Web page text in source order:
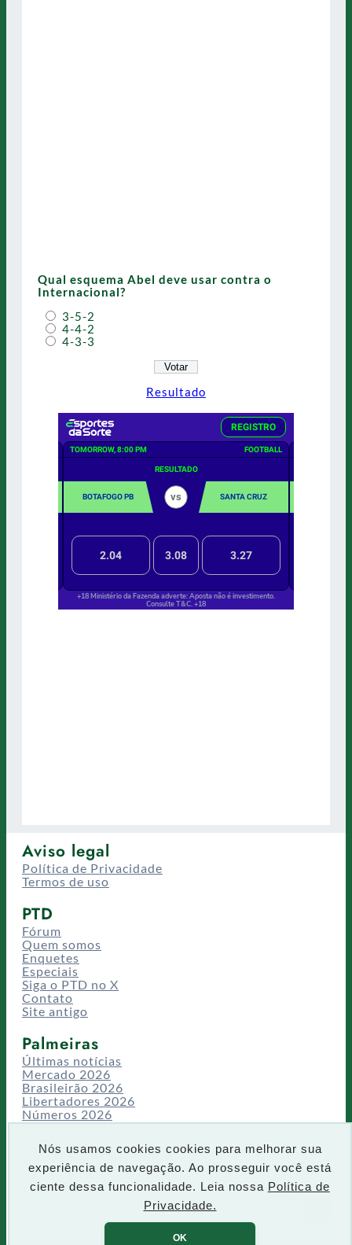
Nós usamos cookies cookies para melhorar sua
experiência de navegação. Ao prosseguir você está
ciente dessa funcionalidade. Leia nossa Política de
Privacidade.
OK
Qual esquema Abel deve usar contra o
Internacional?
3-5-2
4-4-2
4-3-3
Resultado
Aviso legal
Política de Privacidade
Termos de uso
PTD
Fórum
Quem somos
Enquetes
Especiais
Siga o PTD no X
Contato
Site antigo
Palmeiras
Últimas notícias
Mercado 2026
Brasileirão 2026
Libertadores 2026
Números 2026
Campeonatos
Temporadas
CT/Centro de Excelência
Busca
P
e